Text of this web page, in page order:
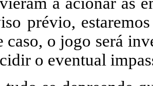
prévio,
caso, o jogo será
o eventual